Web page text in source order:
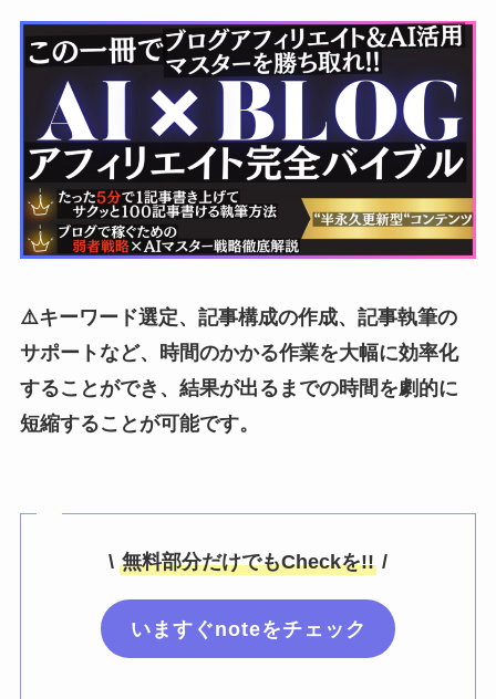
⚠️キーワード選定、記事構成の作成、記事執筆の
サポートなど、時間のかかる作業を大幅に効率化
することができ、結果が出るまでの時間を劇的に
短縮することが可能です。
\ 無料部分だけでもCheckを!! /
いますぐnoteをチェック